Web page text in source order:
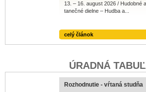
13. – 16. august 2026 / Hudobné a
tanečné dielne – Hudba a...
celý článok
ÚRADNÁ
Rozhodnutie - vŕtaná studňa